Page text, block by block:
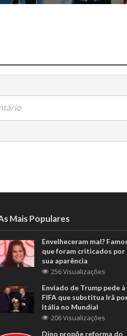
Mais Populares
Envelheceram mal?
que foram criticados por
sua aparência
256 Visualizações
Enviado de Trump pede à
FIFA que substitua Irã
Itália no Mundial
206 Visualizações
Dino propõe reforma do